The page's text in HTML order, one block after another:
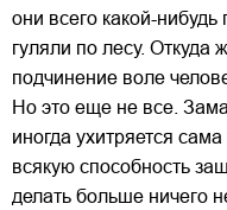
они всего какой-
гуляли по лесу. Откуда
подчинение воле
Но это еще не все.
иногда ухитряется сама
всякую способность
делать больше ничего